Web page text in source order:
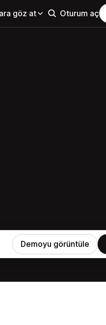
göz at Oturum aç
Demoyu görüntüle